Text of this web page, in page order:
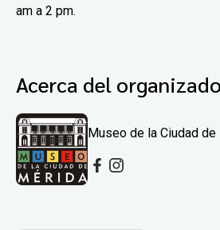
am a 2 pm.
Acerca del
Museo de la Ciudad de